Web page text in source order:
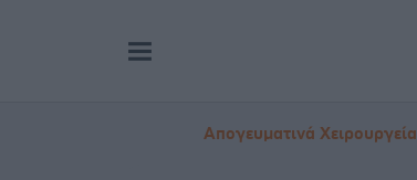
Απογευματινά Χειρουργεία